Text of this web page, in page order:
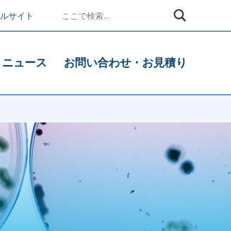
サイト
ニュース お問い合わせ・お見積り